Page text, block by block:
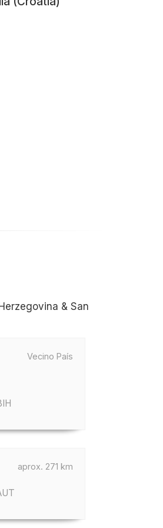
& San
Vecino País
aprox. 271 km